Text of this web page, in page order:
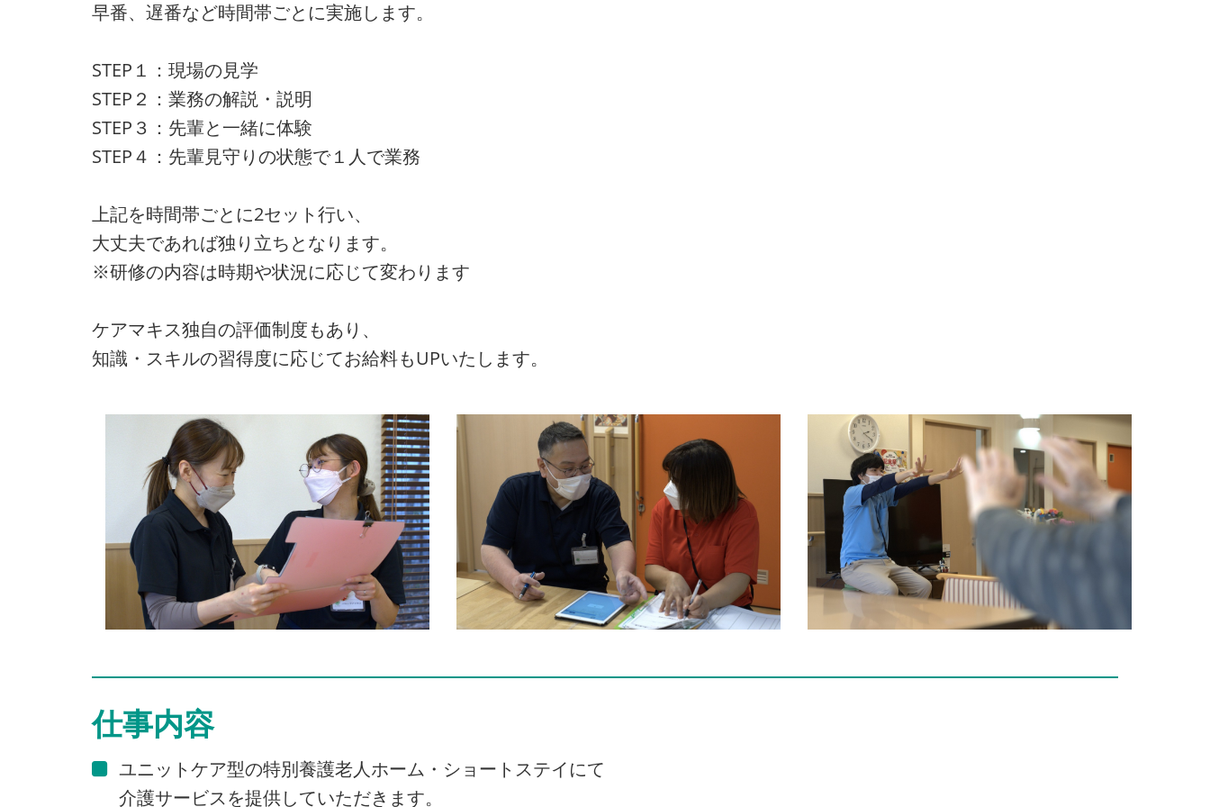
早番、遅番など時間帯ごとに実施します。
STEP１：現場の見学
STEP２：業務の解説・説明
STEP３：先輩と一緒に体験
STEP４：先輩見守りの状態で１人で業務
上記を時間帯ごとに2セット行い、
大丈夫であれば独り立ちとなります。
※研修の内容は時期や状況に応じて変わります
ケアマキス独自の評価制度もあり、
知識・スキルの習得度に応じてお給料もUPいたします。
仕事内容
ユニットケア型の特別養護老人ホーム・ショートステイにて
介護サービスを提供していただきます。